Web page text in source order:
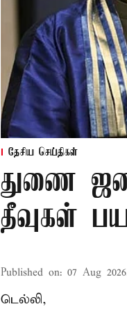
தேசிய செய்திகள்
துணை
தீவுகள்
Published on: 07 Aug
டெல்லி,